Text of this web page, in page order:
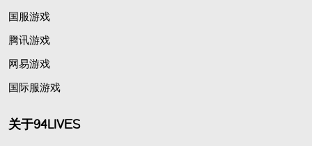
国服游戏
腾讯游戏
网易游戏
国际服游戏
关于94LIVES